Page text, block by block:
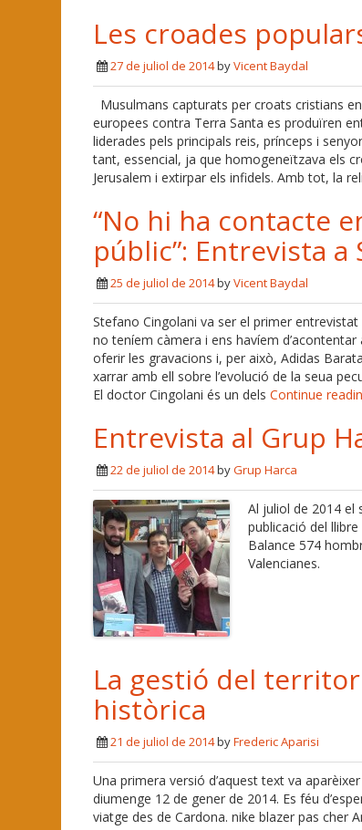
Les croades
27 de juliol de 2014byVicent Baydal
Musulmans capturats per croats cristians
europees contra Terra Santa es produïren
liderades pels principals reis, prínceps i
tant, essencial, ja que homogeneïtzava els
Jerusalem i extirpar els infidels. Amb tot, la
“No hi ha contacte
públic”: Entrevista
25 de juliol de 2014byVicent Baydal
Stefano Cingolani va ser el primer
no teníem càmera i ens havíem
oferir les gravacions i, per això, Adidas
xarrar amb ell sobre l’evolució de la seua
El doctor Cingolani és un dels Continue
Entrevista al Grup
22 de juliol de 2014byGrup Harca
Al juliol de 2014 el
publicació del
Balance 574
Valencianes.
La gestió del
històrica
21 de juliol de 2014byFrederic Aparisi
Una primera versió d’aquest text va
diumenge 12 de gener de 2014. Es féu
viatge des de Cardona. nike blazer pas cher